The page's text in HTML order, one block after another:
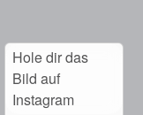
Hole dir das
Bild auf
Instagram